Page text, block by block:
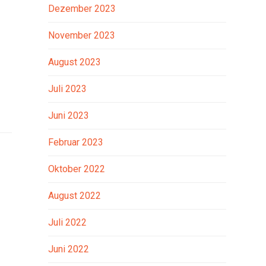
Dezember 2023
November 2023
August 2023
Juli 2023
Juni 2023
Februar 2023
Oktober 2022
August 2022
Juli 2022
Juni 2022